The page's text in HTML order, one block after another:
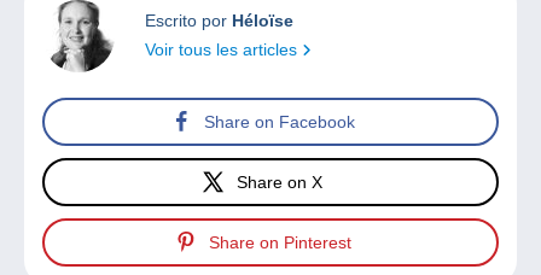
Escrito por Héloïse
Voir tous les articles
Share on Facebook
Share on X
Share on Pinterest